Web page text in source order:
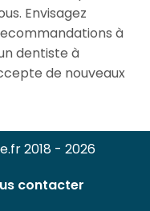
Envisagez
à
dentiste à
de nouveaux
2018 - 2026
contacter